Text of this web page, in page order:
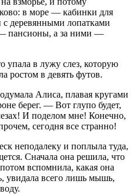
в море — кабинки для
деревянными лопатками
— пансионы, а за ними —
упала в лужу слез, которую
ростом в девять футов.
Алиса, плавая кругами
берег. — Вот глупо будет,
И поделом мне! Конечно,
сегодня все странно!
неподалеку и поплыла туда,
Сначала она решила, что
вспомнила, какая она
увидала всего лишь мышь,